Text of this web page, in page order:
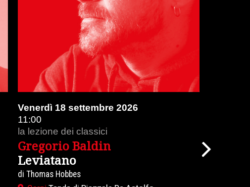
Venerdì 18 settembre 2026
11:00
la lezione dei classici
Gregorio Baldin
Leviatano
di Thomas Hobbes
Enzo
Chiesa e
Next